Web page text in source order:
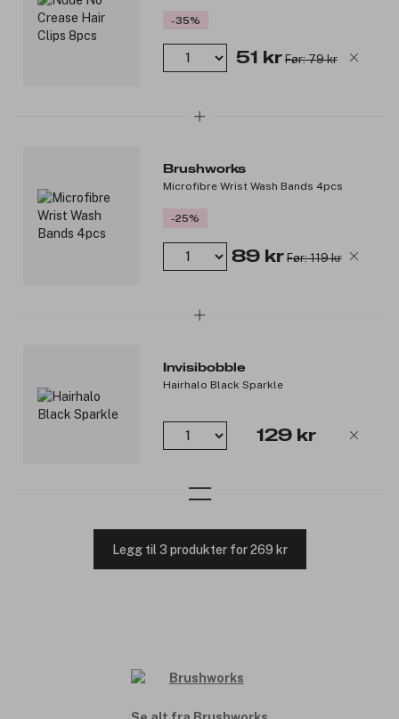
-35%
51 kr Før: 79 kr
Brushworks
Microfibre Wrist Wash Bands 4pcs
-25%
89 kr Før: 119 kr
Invisibobble
Hairhalo Black Sparkle
129 kr
Legg til 3 produkter for 269 kr